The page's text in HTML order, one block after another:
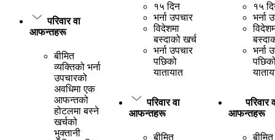
परिवार वा
आफन्तहरू
बीमित
व्यक्तिको भर्ना
उपचारको
अवधिमा एक
आफन्तको
होटलमा बस्ने
खर्चको
भुक्तानी
१५ दिन
भर्ना उपचार
विदेशमा
बस्दाको खर्च
भर्ना उपचार
पछिको
यातायात
परिवार वा
आफन्तहरू
बीमित
१५
भर्ना
भर्ना
परिवार
आफन्तहरू
बीमित